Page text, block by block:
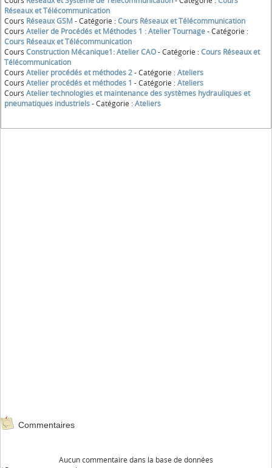
Réseaux et Télécommunication
Cours Réseaux GSM - Catégorie :Cours Réseaux et Télécommunication
Cours Atelier de Procédés et Méthodes 1 : Atelier Tournage- Catégorie :
Cours Réseaux et Télécommunication
Cours Construction Mécanique1: Atelier CAO- Catégorie :Cours Réseaux et
Télécommunication
Cours Atelier procédés et méthodes 2- Catégorie :Ateliers
Cours Atelier procédés et méthodes 1 - Catégorie :Ateliers
Cours Atelier technologies et maintenance des systèmes hydrauliques et
pneumatiques industriels- Catégorie :Ateliers
Commentaires
Aucun commentaire dans la base de données